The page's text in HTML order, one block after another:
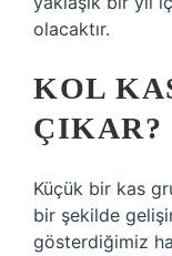
olacaktır.
KOL
ÇIKAR?
Küçük bir kas
bir şekilde
gösterdiğimiz